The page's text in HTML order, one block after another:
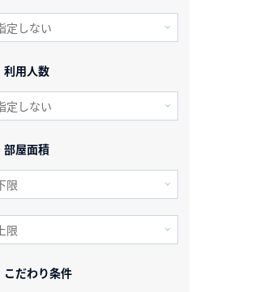
利用人数
部屋面積
こだわり条件